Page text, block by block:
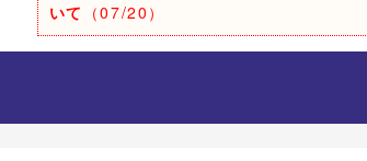
いて （07/20）